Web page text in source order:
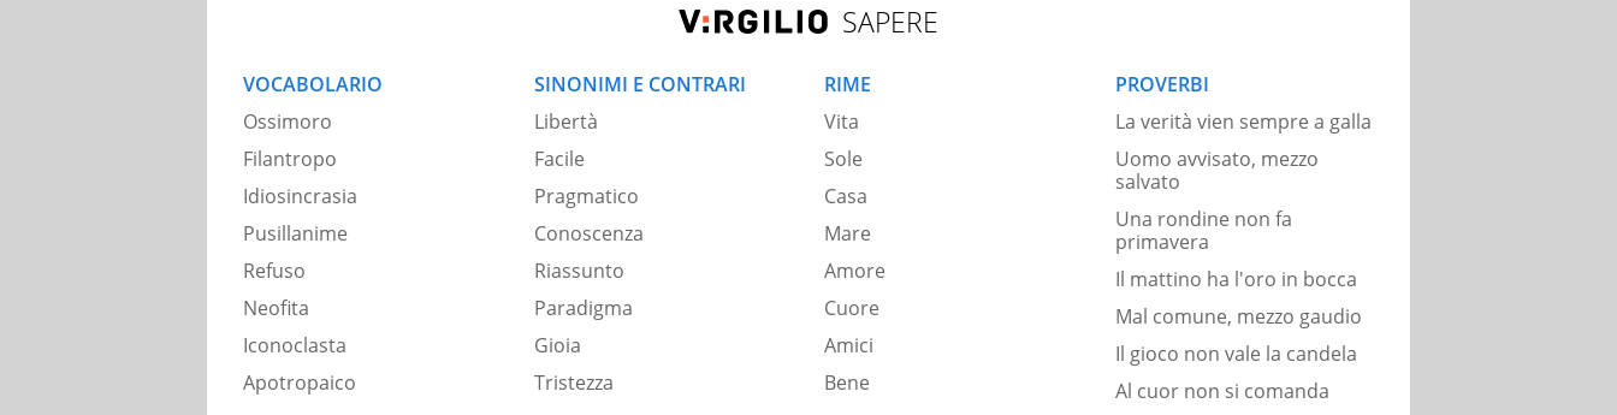
SAPERE
VOCABOLARIO
Ossimoro
Filantropo
Idiosincrasia
Pusillanime
Refuso
Neofita
Iconoclasta
Apotropaico
SINONIMI E CONTRARI
Libertà
Facile
Pragmatico
Conoscenza
Riassunto
Paradigma
Gioia
Tristezza
RIME
Vita
Sole
Casa
Mare
Amore
Cuore
Amici
Bene
PROVERBI
La verità vien sempre a galla
Uomo avvisato, mezzo
salvato
Una rondine non fa
primavera
Il mattino ha l'oro in bocca
Mal comune, mezzo gaudio
Il gioco non vale la candela
Al cuor non si comanda